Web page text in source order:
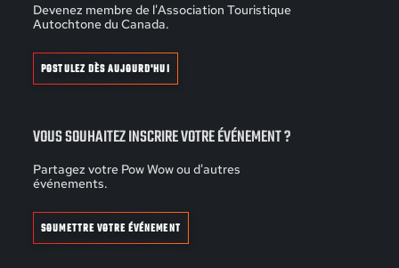
Devenez membre de l'Association Touristique
Autochtone du Canada.
POSTULEZ DÈS AUJOURD'HUI
VOUS SOUHAITEZ INSCRIRE VOTRE ÉVÉNEMENT ?
Partagez votre Pow Wow ou d'autres
événements.
SOUMETTRE VOTRE ÉVÉNEMENT